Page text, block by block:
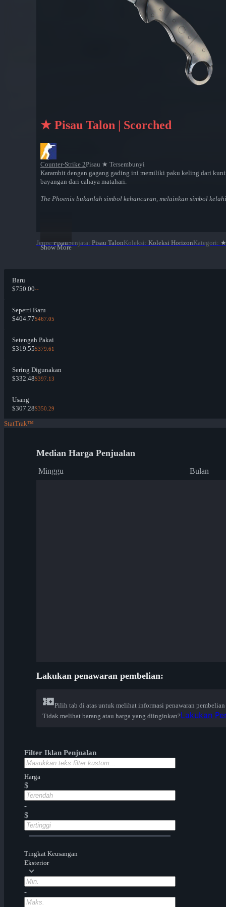
★ Pisau Talon | Scorched
Counter-Strike 2Pisau ★ Tersembunyi
Karambit dengan gagang gading ini memiliki paku keling dari
bayangan dari cahaya matahari.
The Phoenix bukanlah simbol kehancuran, melainkan simbol
Show More
Jenis: PisauSenjata: Pisau TalonKoleksi: Koleksi HorizonKategori: ★
Baru
$750.00--
Seperti Baru
$404.77$467.05
Setengah Pakai
$319.55$379.61
Sering Digunakan
$332.48$397.13
Usang
$307.28$350.29
StatTrak™
Median Harga Penjualan
Minggu Bulan
Lakukan penawaran pembelian:
Pilih tab di atas untuk melihat informasi penawaran pembelian
Tidak melihat barang atau harga yang diinginkan?Lakukan
Filter Iklan Penjualan
Harga
$
-
$
Tingkat Keusangan
Eksterior
-